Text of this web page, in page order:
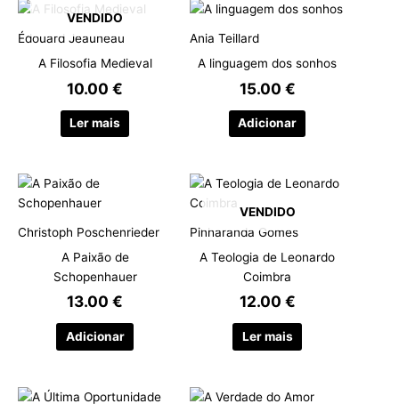
VENDIDO
Édouard Jeauneau
A Filosofia Medieval
10.00€
Ler mais
Ania Teillard
A linguagem dos sonhos
15.00 €
Adicionar
Christoph Poschenrieder
A Paixão de
Schopenhauer
13.00€
Adicionar
VENDIDO
Pinharanda Gomes
A Teologia de Leonardo
Coimbra
12.00 €
Ler mais